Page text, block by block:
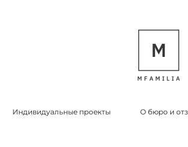
Индивидуальные проекты О бюро и